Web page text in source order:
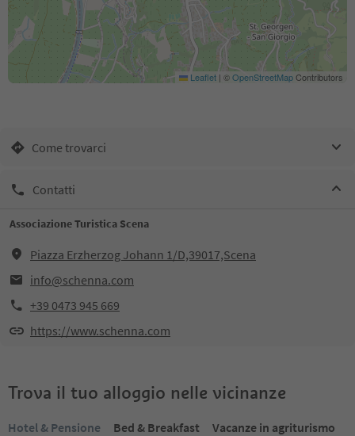
Leaflet | ©OpenStreetMapContributors
Come trovarci
Contatti
Associazione Turistica Scena
Piazza Erzherzog Johann 1/D,39017,Scena
info@schenna.com
+39 0473 945 669
https://www.schenna.com
Trova il tuo alloggio nelle vicinanze
Hotel & Pensione Bed & Breakfast
Vacanze in agriturismo